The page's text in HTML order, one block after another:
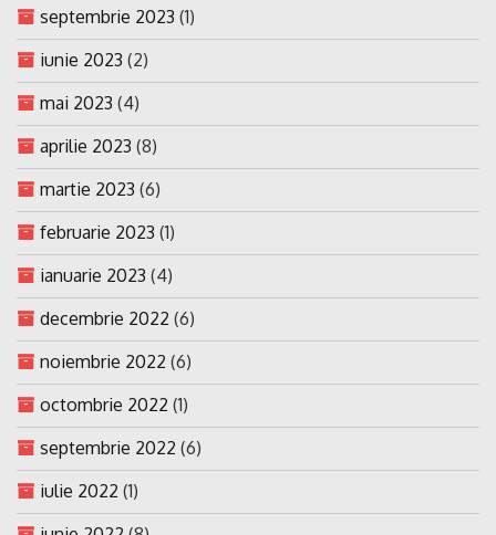
septembrie 2023 (1)
iunie 2023 (2)
mai 2023 (4)
aprilie 2023 (8)
martie 2023 (6)
februarie 2023 (1)
ianuarie 2023 (4)
decembrie 2022 (6)
noiembrie 2022 (6)
octombrie 2022 (1)
septembrie 2022 (6)
iulie 2022 (1)